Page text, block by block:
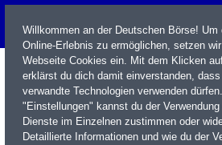
Willkommen an der Deutschen Börse!
Online-Erlebnis zu ermöglichen, setzen
Webseite Cookies ein. Mit dem Klicken
erklärst du dich damit einverstanden,
verwandte Technologien verwenden
"Einstellungen" kannst du der
Dienste im Einzelnen zustimmen oder
Detaillierte Informationen und wie du der